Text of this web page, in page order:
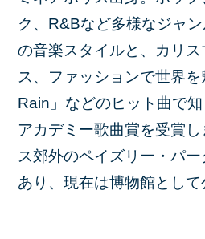
ク、R&Bなど多様なジャ
の音楽スタイルと、カリ
ス、ファッションで世界
Rain」などのヒット曲で
アカデミー歌曲賞を受賞
ス郊外のペイズリー・パ
あり、現在は博物館として